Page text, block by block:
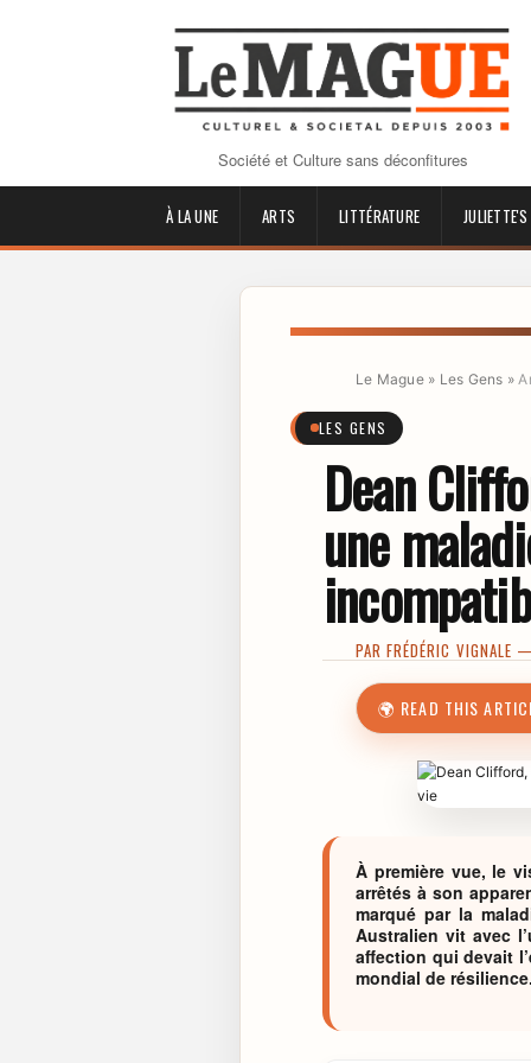
Société et Culture sans déconfitures
À LA UNE ARTS LITTÉRATURE
Le Mague» Les Gens »
LES GENS
Dean
une
PARFRÉDÉRIC VIGNALE —
🌍 READ THIS
À première vue, le
arrêtés à son
marqué par la
Australien vit avec
affection qui devait
mondial de résilience.